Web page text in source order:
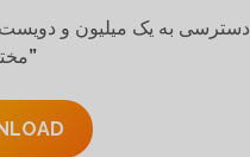
دسترسی به یک میلیون و
”